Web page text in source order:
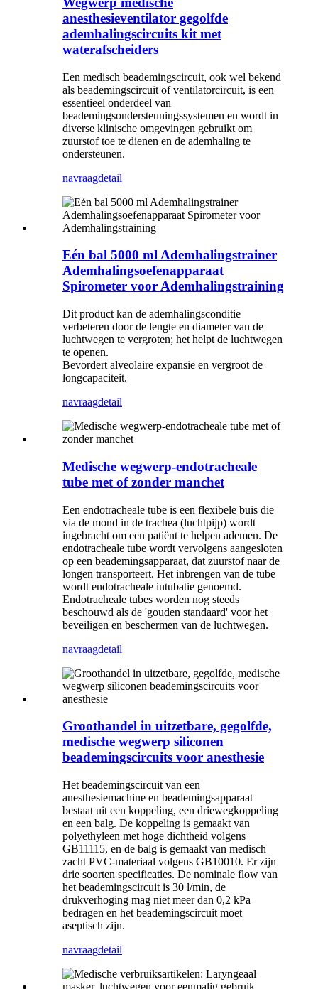
anesthesieventilator gegolfde
ademhalingscircuits kit met
waterafscheiders
Een medisch beademingscircuit, ook wel bekend
als beademingscircuit of ventilatorcircuit, is een
essentieel onderdeel van
beademingsondersteuningssystemen en wordt in
diverse klinische omgevingen gebruikt om
zuurstof toe te dienen en de ademhaling te
ondersteunen.
navraagdetail
Eén bal 5000 ml Ademhalingstrainer
Ademhalingsoefenapparaat
Spirometer voor Ademhalingstraining
Dit product kan de ademhalingsconditie
verbeteren door de lengte en diameter van de
luchtwegen te vergroten; het helpt de luchtwegen
te openen.
Bevordert alveolaire expansie en vergroot de
longcapaciteit.
navraagdetail
Medische wegwerp-endotracheale
tube met of zonder manchet
Een endotracheale tube is een flexibele buis die
via de mond in de trachea (luchtpijp) wordt
ingebracht om een ​​patiënt te helpen ademen. De
endotracheale tube wordt vervolgens aangesloten
op een beademingsapparaat, dat zuurstof naar de
longen transporteert. Het inbrengen van de tube
wordt endotracheale intubatie genoemd.
Endotracheale tubes worden nog steeds
beschouwd als de 'gouden standaard' voor het
beveiligen en beschermen van de luchtwegen.
navraagdetail
Groothandel in uitzetbare, gegolfde,
medische wegwerp siliconen
beademingscircuits voor anesthesie
Het beademingscircuit van een
anesthesiemachine en beademingsapparaat
bestaat uit een koppeling, een driewegkoppeling
en een balg. De koppeling is gemaakt van
polyethyleen met hoge dichtheid volgens
GB11115, en de balg is gemaakt van medisch
zacht PVC-materiaal volgens GB10010. Er zijn
drie soorten specificaties. De nominale flow van
het beademingscircuit is 30 l/min, de
drukverhoging mag niet meer dan 0,2 kPa
bedragen en het beademingscircuit moet
aseptisch zijn.
navraagdetail